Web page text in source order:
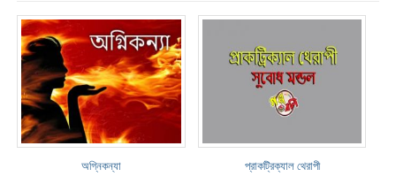
অগ্নিকন্যা প্রাকট্রিক্যাল থেরাপী